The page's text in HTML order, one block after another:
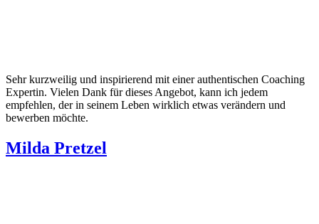
Sehr kurzweilig und inspirierend mit einer authentischen Coaching
Expertin. Vielen Dank für dieses Angebot, kann ich jedem
empfehlen, der in seinem Leben wirklich etwas verändern und
bewerben möchte.
Milda Pretzel